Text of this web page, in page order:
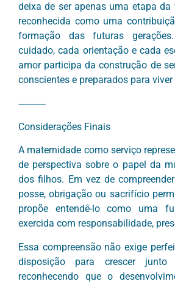
deixa de ser apenas uma etapa
reconhecida como uma
formação das futuras
cuidado, cada orientação e cada
amor participa da construção de
conscientes e preparados para
⸻
Considerações Finais
A maternidade como serviço
de perspectiva sobre o papel da
dos filhos. Em vez de
posse, obrigação ou sacrifício
propõe entendê-lo como uma
exercida com responsabilidade,
Essa compreensão não exige
disposição para crescer
reconhecendo que o